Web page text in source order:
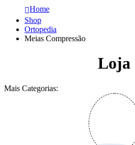
Home
Shop
Ortopedia
Meias Compressão
Loja
Mais Categorias: